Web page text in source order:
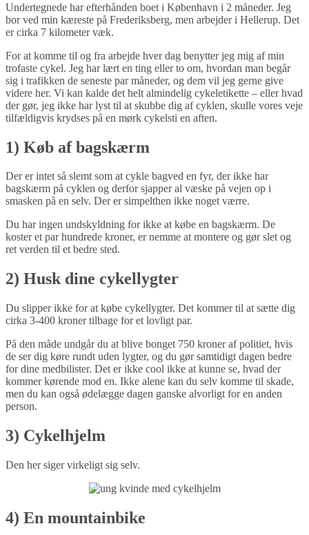
Undertegnede har efterhånden boet i København i 2 måneder. Jeg
bor ved min kæreste på Frederiksberg, men arbejder i Hellerup. Det
er cirka 7 kilometer væk.
For at komme til og fra arbejde hver dag benytter jeg mig af min
trofaste cykel. Jeg har lært en ting eller to om, hvordan man begår
sig i trafikken de seneste par måneder, og dem vil jeg gerne give
videre her. Vi kan kalde det helt almindelig cykeletikette – eller hvad
der gør, jeg ikke har lyst til at skubbe dig af cyklen, skulle vores veje
tilfældigvis krydses på en mørk cykelsti en aften.
1) Køb af bagskærm
Der er intet så slemt som at cykle bagved en fyr, der ikke har
bagskærm på cyklen og derfor sjapper al væske på vejen op i
smasken på en selv. Der er simpelthen ikke noget værre.
Du har ingen undskyldning for ikke at købe en bagskærm. De
koster et par hundrede kroner, er nemme at montere og gør slet og
ret verden til et bedre sted.
2) Husk dine cykellygter
Du slipper ikke for at købe cykellygter. Det kommer til at sætte dig
cirka 3-400 kroner tilbage for et lovligt par.
På den måde undgår du at blive bonget 750 kroner af politiet, hvis
de ser dig køre rundt uden lygter, og du gør samtidigt dagen bedre
for dine medbilister. Det er ikke cool ikke at kunne se, hvad der
kommer kørende mod en. Ikke alene kan du selv komme til skade,
men du kan også ødelægge dagen ganske alvorligt for en anden
person.
3) Cykelhjelm
Den her siger virkeligt sig selv.
4) En mountainbike